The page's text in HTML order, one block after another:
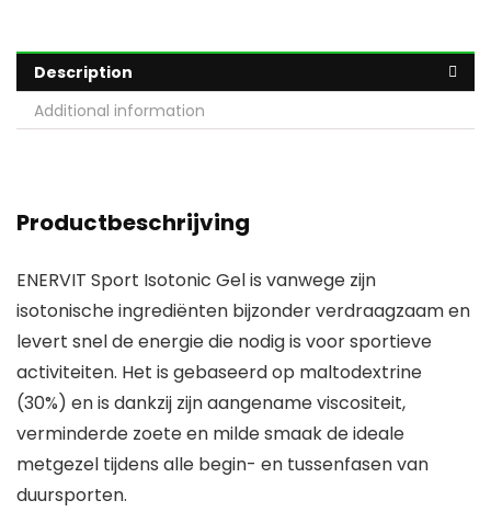
Description
Additional information
Productbeschrijving
ENERVIT Sport Isotonic Gel is vanwege zijn
isotonische ingrediënten bijzonder verdraagzaam en
levert snel de energie die nodig is voor sportieve
activiteiten. Het is gebaseerd op maltodextrine
(30%) en is dankzij zijn aangename viscositeit,
verminderde zoete en milde smaak de ideale
metgezel tijdens alle begin- en tussenfasen van
duursporten.